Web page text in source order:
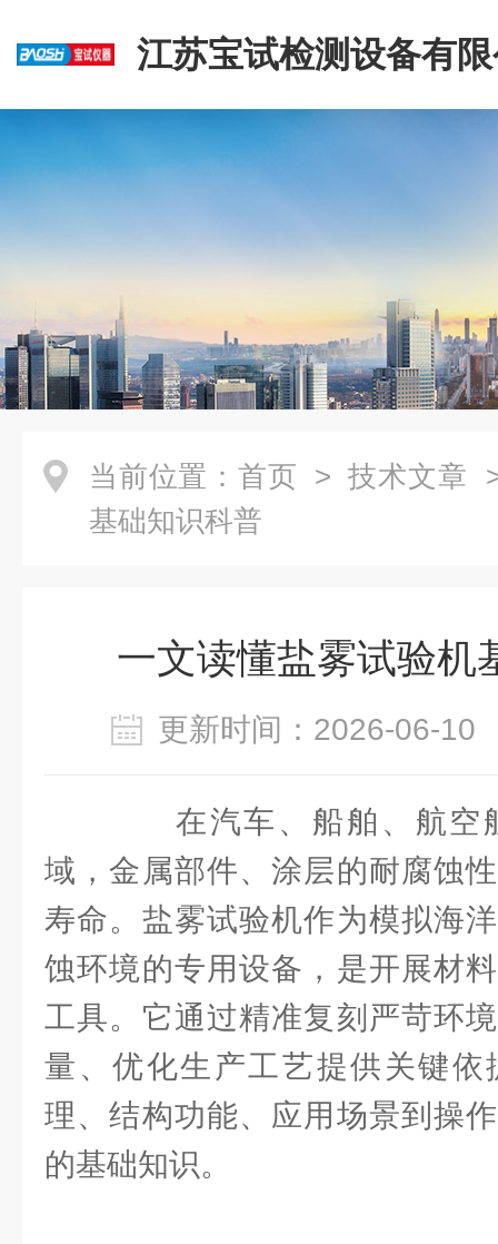
江苏宝试检测设备有
当前位置： 首页 > 技术文章
基础知识科普
一文读懂盐雾试验机
更新时间：2026-06-
在汽车、船舶、航空
域，金属部件、涂层的耐腐蚀
寿命。盐雾试验机作为模拟海
蚀环境的专用设备，是开展材
工具。它通过精准复刻严苛环
量、优化生产工艺提供关键依
理、结构功能、应用场景到操
的基础知识。